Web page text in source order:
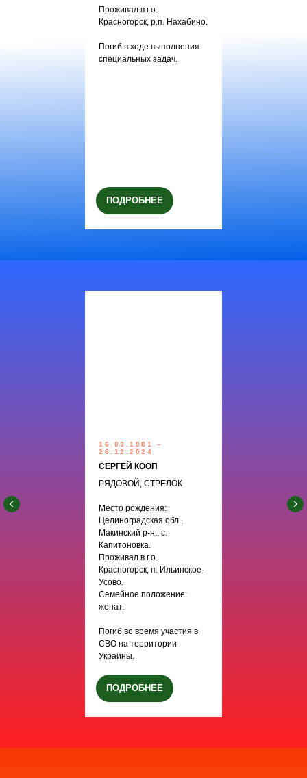
Проживал в г.о.
Красногорск, р.п. Нахабино.
Погиб в ходе выполнения
специальных задач.
ПОДРОБНЕЕ
16.03.1981 –
26.12.2024
СЕРГЕЙ КООП
РЯДОВОЙ, СТРЕЛОК
Место рождения:
Целиноградская обл.,
Макинский р-н., с.
Капитоновка.
Проживал в г.о.
Красногорск, п. Ильинское-
Усово.
Семейное положение:
женат.
Погиб во время участия в
СВО на территории
Украины.
ПОДРОБНЕЕ